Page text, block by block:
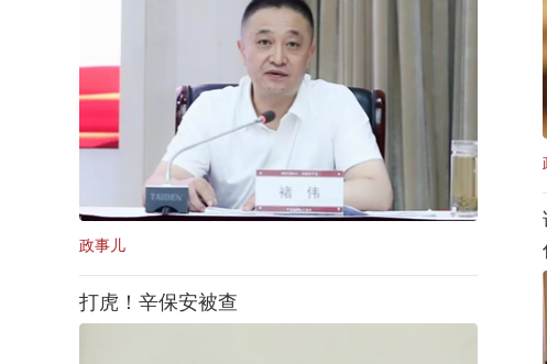
政事儿
打虎！辛保安被查